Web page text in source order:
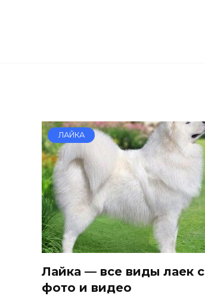
ЛАЙКА
Лайка — все виды лаек с
фото и видео